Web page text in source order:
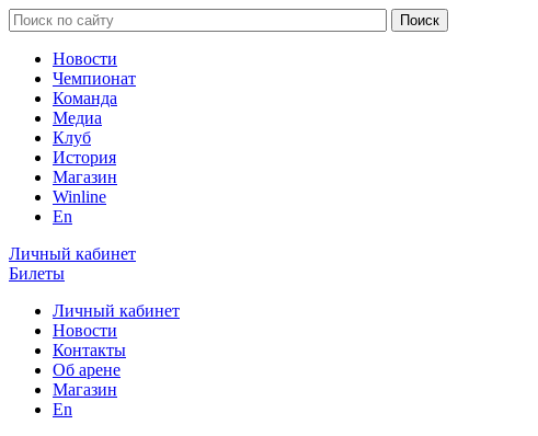
Новости
Чемпионат
Команда
Медиа
Клуб
История
Магазин
Winline
En
Личный кабинет
Билеты
Личный кабинет
Новости
Контакты
Об арене
Магазин
En